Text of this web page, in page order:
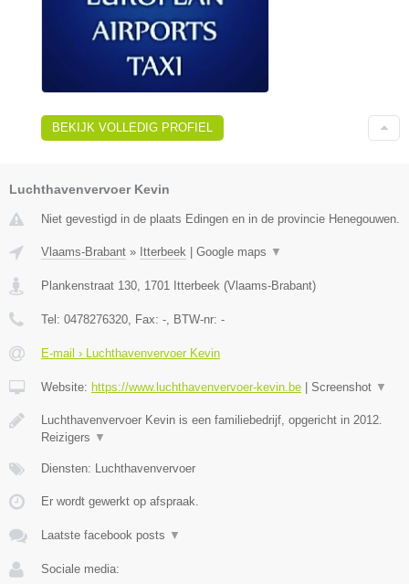
BEKIJK VOLLEDIG PROFIEL
Luchthavenvervoer Kevin
Niet gevestigd in de plaats Edingen en in de provincie Henegouwen.
Vlaams-Brabant » Itterbeek Google maps ▼
Plankenstraat 130, 1701 Itterbeek (Vlaams-Brabant)
Tel: 0478276320, Fax: -, BTW-nr: -
E-mail › Luchthavenvervoer Kevin
Website: https://www.luchthavenvervoer-kevin.be Screenshot ▼
Luchthavenvervoer Kevin is een familiebedrijf, opgericht in 2012.
Reizigers ▼
Diensten: Luchthavenvervoer
Er wordt gewerkt op afspraak.
Laatste facebook posts ▼
Sociale media: